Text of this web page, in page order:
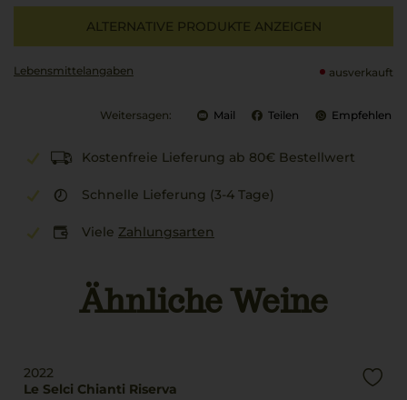
ALTERNATIVE PRODUKTE ANZEIGEN
Lebensmittel­angaben ausverkauft
Weitersagen: Mail Teilen Empfehlen
Kostenfreie Lieferung ab 80€ Bestellwert
Schnelle Lieferung (3-4 Tage)
Viele Zahlungsarten
Ähnliche Weine
2022
Le Selci Chianti Riserva